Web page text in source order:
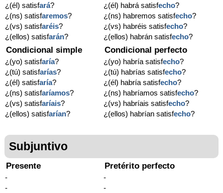
¿(él) satisfará?
¿(ns) satisfaremos?
¿(vs) satisfaréis?
¿(ellos) satisfarán?
¿(él) habrá satisfecho?
¿(ns) habremos satisfecho?
¿(vs) habréis satisfecho?
¿(ellos) habrán satisfecho?
Condicional simple
¿(yo) satisfaría?
¿(tú) satisfarías?
¿(él) satisfaría?
¿(ns) satisfaríamos?
¿(vs) satisfaríais?
¿(ellos) satisfarían?
Condicional perfecto
¿(yo) habría satisfecho?
¿(tú) habrías satisfecho?
¿(él) habría satisfecho?
¿(ns) habríamos satisfecho?
¿(vs) habríais satisfecho?
¿(ellos) habrían satisfecho?
Subjuntivo
Presente
-
-
Pretérito perfecto
-
-